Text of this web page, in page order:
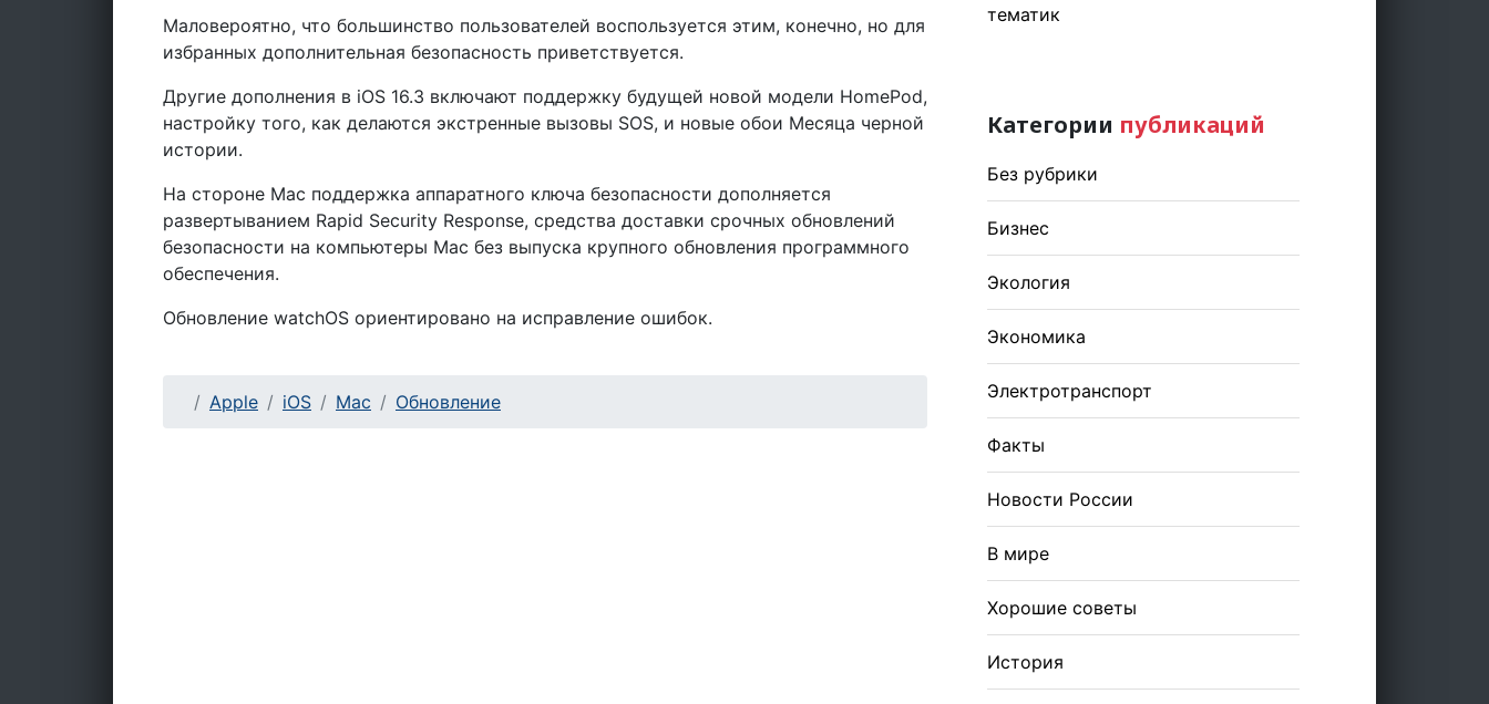
Маловероятно, что большинство пользователей воспользуется этим, конечно, но для
избранных дополнительная безопасность приветствуется.
Другие дополнения в iOS 16.3 включают поддержку будущей новой модели HomePod,
настройку того, как делаются экстренные вызовы SOS, и новые обои Месяца черной
истории.
На стороне Mac поддержка аппаратного ключа безопасности дополняется
развертыванием Rapid Security Response, средства доставки срочных обновлений
безопасности на компьютеры Mac без выпуска крупного обновления программного
обеспечения.
Обновление watchOS ориентировано на исправление ошибок.
Apple iOS Mac Обновление
тематик
Категории публикаций
Без рубрики
Бизнес
Экология
Экономика
Электротранспорт
Факты
Новости России
В мире
Хорошие советы
История